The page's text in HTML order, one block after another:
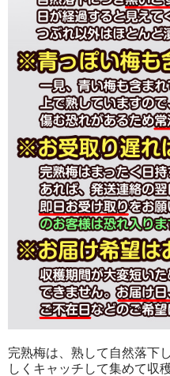
完熟梅は、熟して自然落下
しくキャッチして集めて収